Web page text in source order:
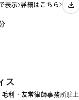
表示 詳細はこちら
ス
毛利・友常律師事務所駐上